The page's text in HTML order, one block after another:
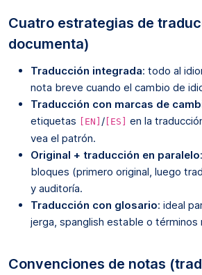
Cuatro estrategias de
documenta)
Traducción integrada: todo al
nota breve cuando el cambio de
Traducción con marcas de
etiquetas
[EN] / [ES]
en la
vea el patrón.
Original + traducción en paralelo
bloques (primero original, luego
y auditoría.
Traducción con glosario: ideal
jerga, spanglish estable o términos
Convenciones de notas